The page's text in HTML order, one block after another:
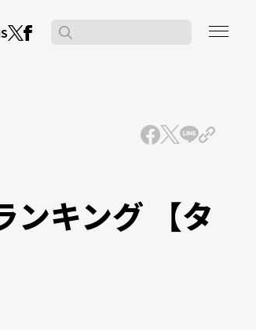
ンキング 【タ